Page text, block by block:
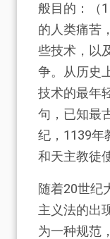
般目的：（
的人类痛苦
些技术，以
争。从历史
技术的最年
句，已知最
纪，1139年
和天主教徒
随着20世纪
主义法的出
为一种规范